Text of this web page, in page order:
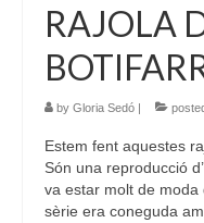
RAJOLA
by Gloria Sedó
Estem fent aquestes
Són una reproducció
va estar molt de moda
sèrie era coneguda